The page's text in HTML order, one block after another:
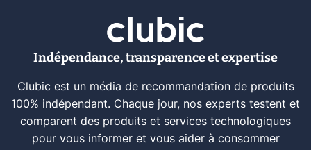
Indépendance, transparence et expertise
Clubic est un média de recommandation de produits
100% indépendant. Chaque jour, nos experts testent et
comparent des produits et services technologiques
pour vous informer et vous aider à consommer